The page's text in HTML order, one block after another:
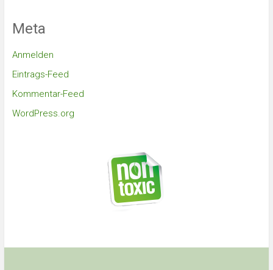
Meta
Anmelden
Eintrags-Feed
Kommentar-Feed
WordPress.org